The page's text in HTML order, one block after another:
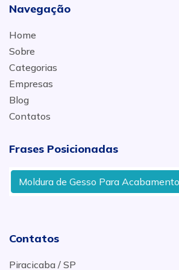
Navegação
Home
Sobre
Categorias
Empresas
Blog
Contatos
Frases Posicionadas
Moldura de Gesso Para Acabamento
Contatos
Piracicaba / SP